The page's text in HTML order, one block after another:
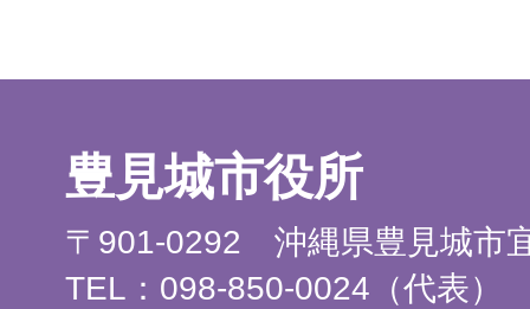
豊見城市役所
〒901-0292 沖縄県豊見城市
TEL：098-850-0024（代表）